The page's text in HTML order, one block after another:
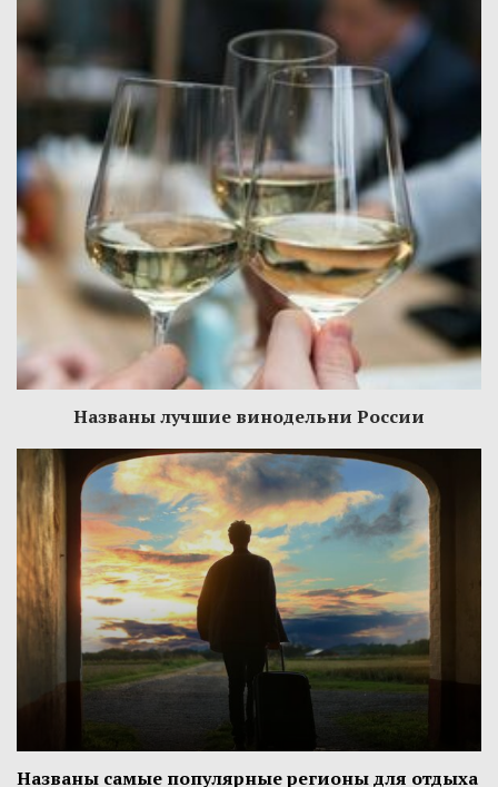
Названы лучшие винодельни России
Названы самые популярные регионы для отдыха